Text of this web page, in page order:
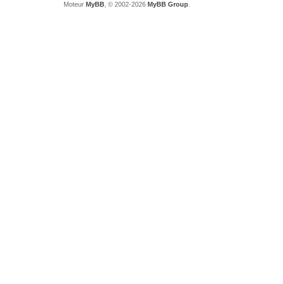
Moteur MyBB, © 2002-2026 MyBB Group.